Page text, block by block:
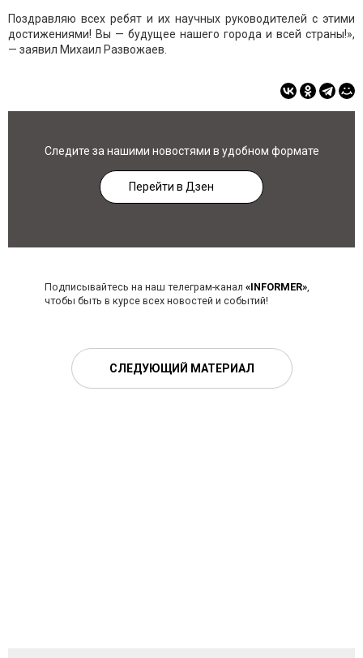
Поздравляю всех ребят и их научных руководителей с этими
достижениями! Вы — будущее нашего города и всей страны!»,
— заявил Михаил Развожаев.
Следите за нашими новостями в удобном формате
Перейти в Дзен
Подписывайтесь на наш телеграм-канал «INFORMER»,
чтобы быть в курсе всех новостей и событий!
СЛЕДУЮЩИЙ МАТЕРИАЛ